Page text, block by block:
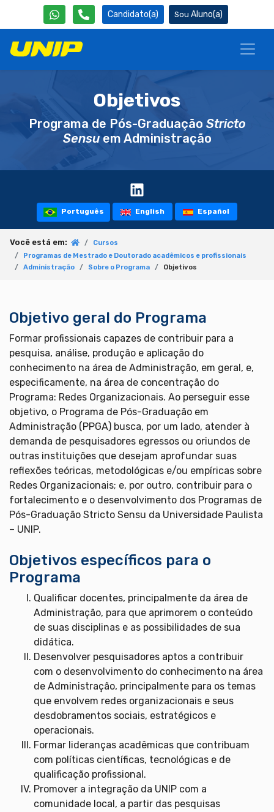
Candidato(a) Aluno(a)
Objetivos
Programa de Pós-Graduação Stricto
Sensuem Administração
Português English Español
Você está em:
Cursos
Programas de Mestrado e Doutorado acadêmicos e profissionais
Administração
Sobre o Programa Objetivos
Objetivo geral do Programa
Formar profissionais capazes de contribuir para a
pesquisa, análise, produção e aplicação do
conhecimento na área de Administração, em geral, e,
especificamente, na área de concentração do
Programa: Redes Organizacionais. Ao perseguir esse
objetivo, o Programa de Pós-Graduação em
Administração (PPGA) busca, por um lado, atender à
demanda de pesquisadores egressos ou oriundos de
outras instituições que desejam aprofundar suas
reflexões teóricas, metodológicas e/ou empíricas sobre
Redes Organizacionais; e, por outro, contribuir para o
fortalecimento e o desenvolvimento dos Programas de
Pós-Graduação Stricto Sensu da Universidade Paulista
– UNIP.
Objetivos específicos para o
Programa
Qualificar docentes, principalmente da área de
Administração, para que aprimorem o conteúdo
de suas disciplinas e as possibilidades de sua
didática.
Desenvolver pesquisadores aptos a contribuir
com o desenvolvimento do conhecimento na área
de Administração, principalmente para os temas
que envolvem redes organizacionais e seus
desdobramentos sociais, estratégicos e
operacionais.
Formar lideranças acadêmicas que contribuam
com políticas científicas, tecnológicas e de
qualificação profissional.
Promover a integração da UNIP com a
comunidade local, a partir das pesquisas